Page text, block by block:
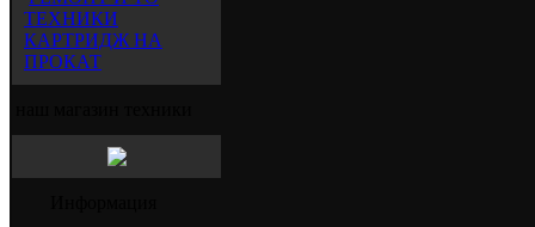
ТЕХНИКИ
КАРТРИДЖ НА
ПРОКАТ